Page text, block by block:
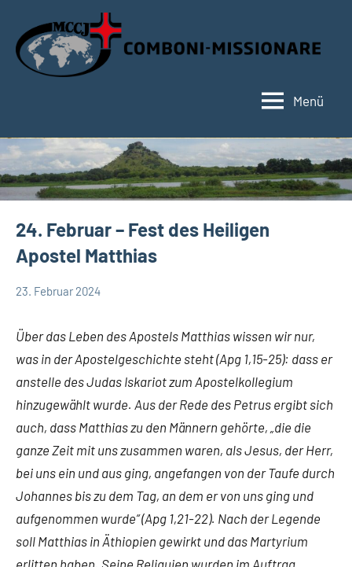
Inhalt
springen
Menü
24. Februar – Fest des Heiligen
Apostel Matthias
23. Februar 2024
Über das Leben des Apostels Matthias wissen wir nur,
was in der Apostelgeschichte steht (Apg 1,15-25): dass er
anstelle des Judas Iskariot zum Apostelkollegium
hinzugewählt wurde. Aus der Rede des Petrus ergibt sich
auch, dass Matthias zu den Männern gehörte, „die die
ganze Zeit mit uns zusammen waren, als Jesus, der Herr,
bei uns ein und aus ging, angefangen von der Taufe durch
Johannes bis zu dem Tag, an dem er von uns ging und
aufgenommen wurde“ (Apg 1,21-22). Nach der Legende
soll Matthias in Äthiopien gewirkt und das Martyrium